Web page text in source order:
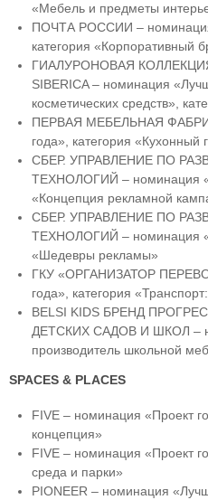
«Мебель и предметы
ПОЧТА РОССИИ – номинация
категория «Корпоративный
ГИАЛУРОНОВАЯ КОЛЛЕКЦИЯ
SIBERICA – номинация
косметических средств»,
ПЕРВАЯ МЕБЕЛЬНАЯ
года», категория «Кухонный
СБЕР. УПРАВЛЕНИЕ ПО
ТЕХНОЛОГИЙ – номинация
«Концепция рекламной
СБЕР. УПРАВЛЕНИЕ ПО
ТЕХНОЛОГИЙ – номинация
«Шедевры рекламы»
ГКУ «ОРГАНИЗАТОР
года», категория
BELSI KIDS БРЕНД
ДЕТСКИХ САДОВ И ШКОЛ –
производитель школьной
SPACES & PLACES
FIVE – номинация «Проект
концепция»
FIVE – номинация «Проект
среда и парки»
PIONEER – номинация